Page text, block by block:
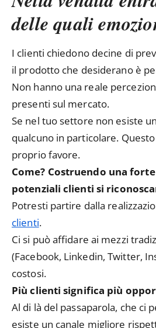
delle quali
I clienti chiedono decine di
il prodotto che desiderano è
Non hanno una reale
presenti sul mercato.
Se nel tuo settore non esiste
qualcuno in particolare.
proprio favore.
Come? Costruendo una
potenziali clienti si
Potresti partire dalla
clienti.
Ci si può affidare ai mezzi
(Facebook, Linkedin, Twitter,
costosi.
Più clienti significa più
Al di là del passaparola, che
esiste un canale migliore